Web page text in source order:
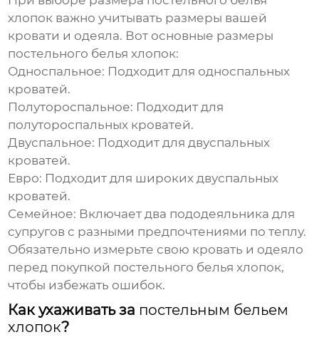
хлопок важно учитывать размеры вашей
кровати и одеяла. Вот основные размеры
постельного белья хлопок:
Односпальное: Подходит для односпальных
кроватей.
Полутороспальное: Подходит для
полутороспальных кроватей.
Двуспальное: Подходит для двуспальных
кроватей.
Евро: Подходит для широких двуспальных
кроватей.
Семейное: Включает два пододеяльника для
супругов с разными предпочтениями по теплу.
Обязательно измерьте свою кровать и одеяло
перед покупкой постельного белья хлопок,
чтобы избежать ошибок.
Как ухаживать за постельным бельем
хлопок?